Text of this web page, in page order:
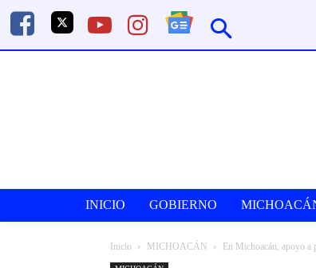
INICIO GOBIERNO
Inicio MICHOACÁN En Michoacán, apoyo a